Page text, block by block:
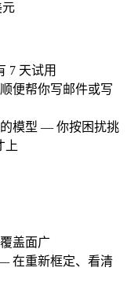
元
7 天试用
便帮你写邮件或写
模型 — 你按困扰挑
上
盖面广
在重新框定、看清